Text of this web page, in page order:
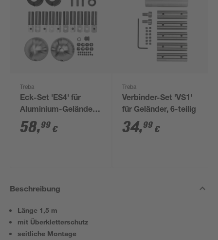
Treba
Eck-Set 'ES4' für
Aluminium-Geländer-
Set, 8-teilig
58,99 €
Treba
Verbinder-Set 'VS1'
für Geländer, 6-teilig
34,99 €
Beschreibung
Länge 1,5 m
mit Überkletterschutz
seitliche Montage